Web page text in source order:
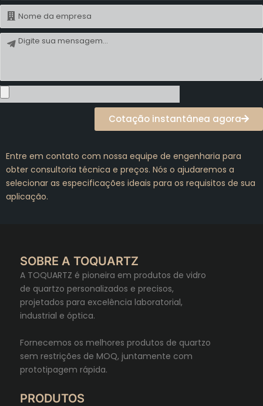
Nome
Mensagem
Cotação instantânea agora
Entre em contato com nossa equipe de engenharia para
obter consultoria técnica e preços. Nós o ajudaremos a
selecionar as especificações ideais para os requisitos de sua
aplicação.
SOBRE A TOQUARTZ
A TOQUARTZ é pioneira em produtos de vidro
de quartzo personalizados e precisos,
projetados para excelência laboratorial,
industrial e óptica.
Fornecemos os melhores produtos de quartzo
sem restrições de MOQ, juntamente com
prototipagem rápida.
PRODUTOS